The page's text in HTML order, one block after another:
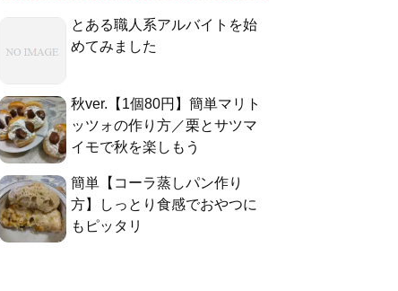
とある職人系アルバイトを始
めてみました
秋ver.【1個80円】簡単マリト
ッツォの作り方／栗とサツマ
イモで秋を楽しもう
簡単【コーラ蒸しパン作り
方】しっとり食感でおやつに
もピッタリ